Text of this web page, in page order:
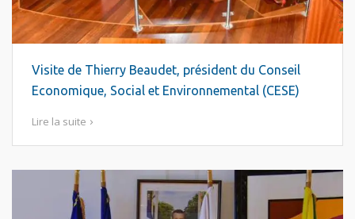
Visite de Thierry Beaudet, président du Conseil
Economique, Social et Environnemental (CESE)
Lire la suite